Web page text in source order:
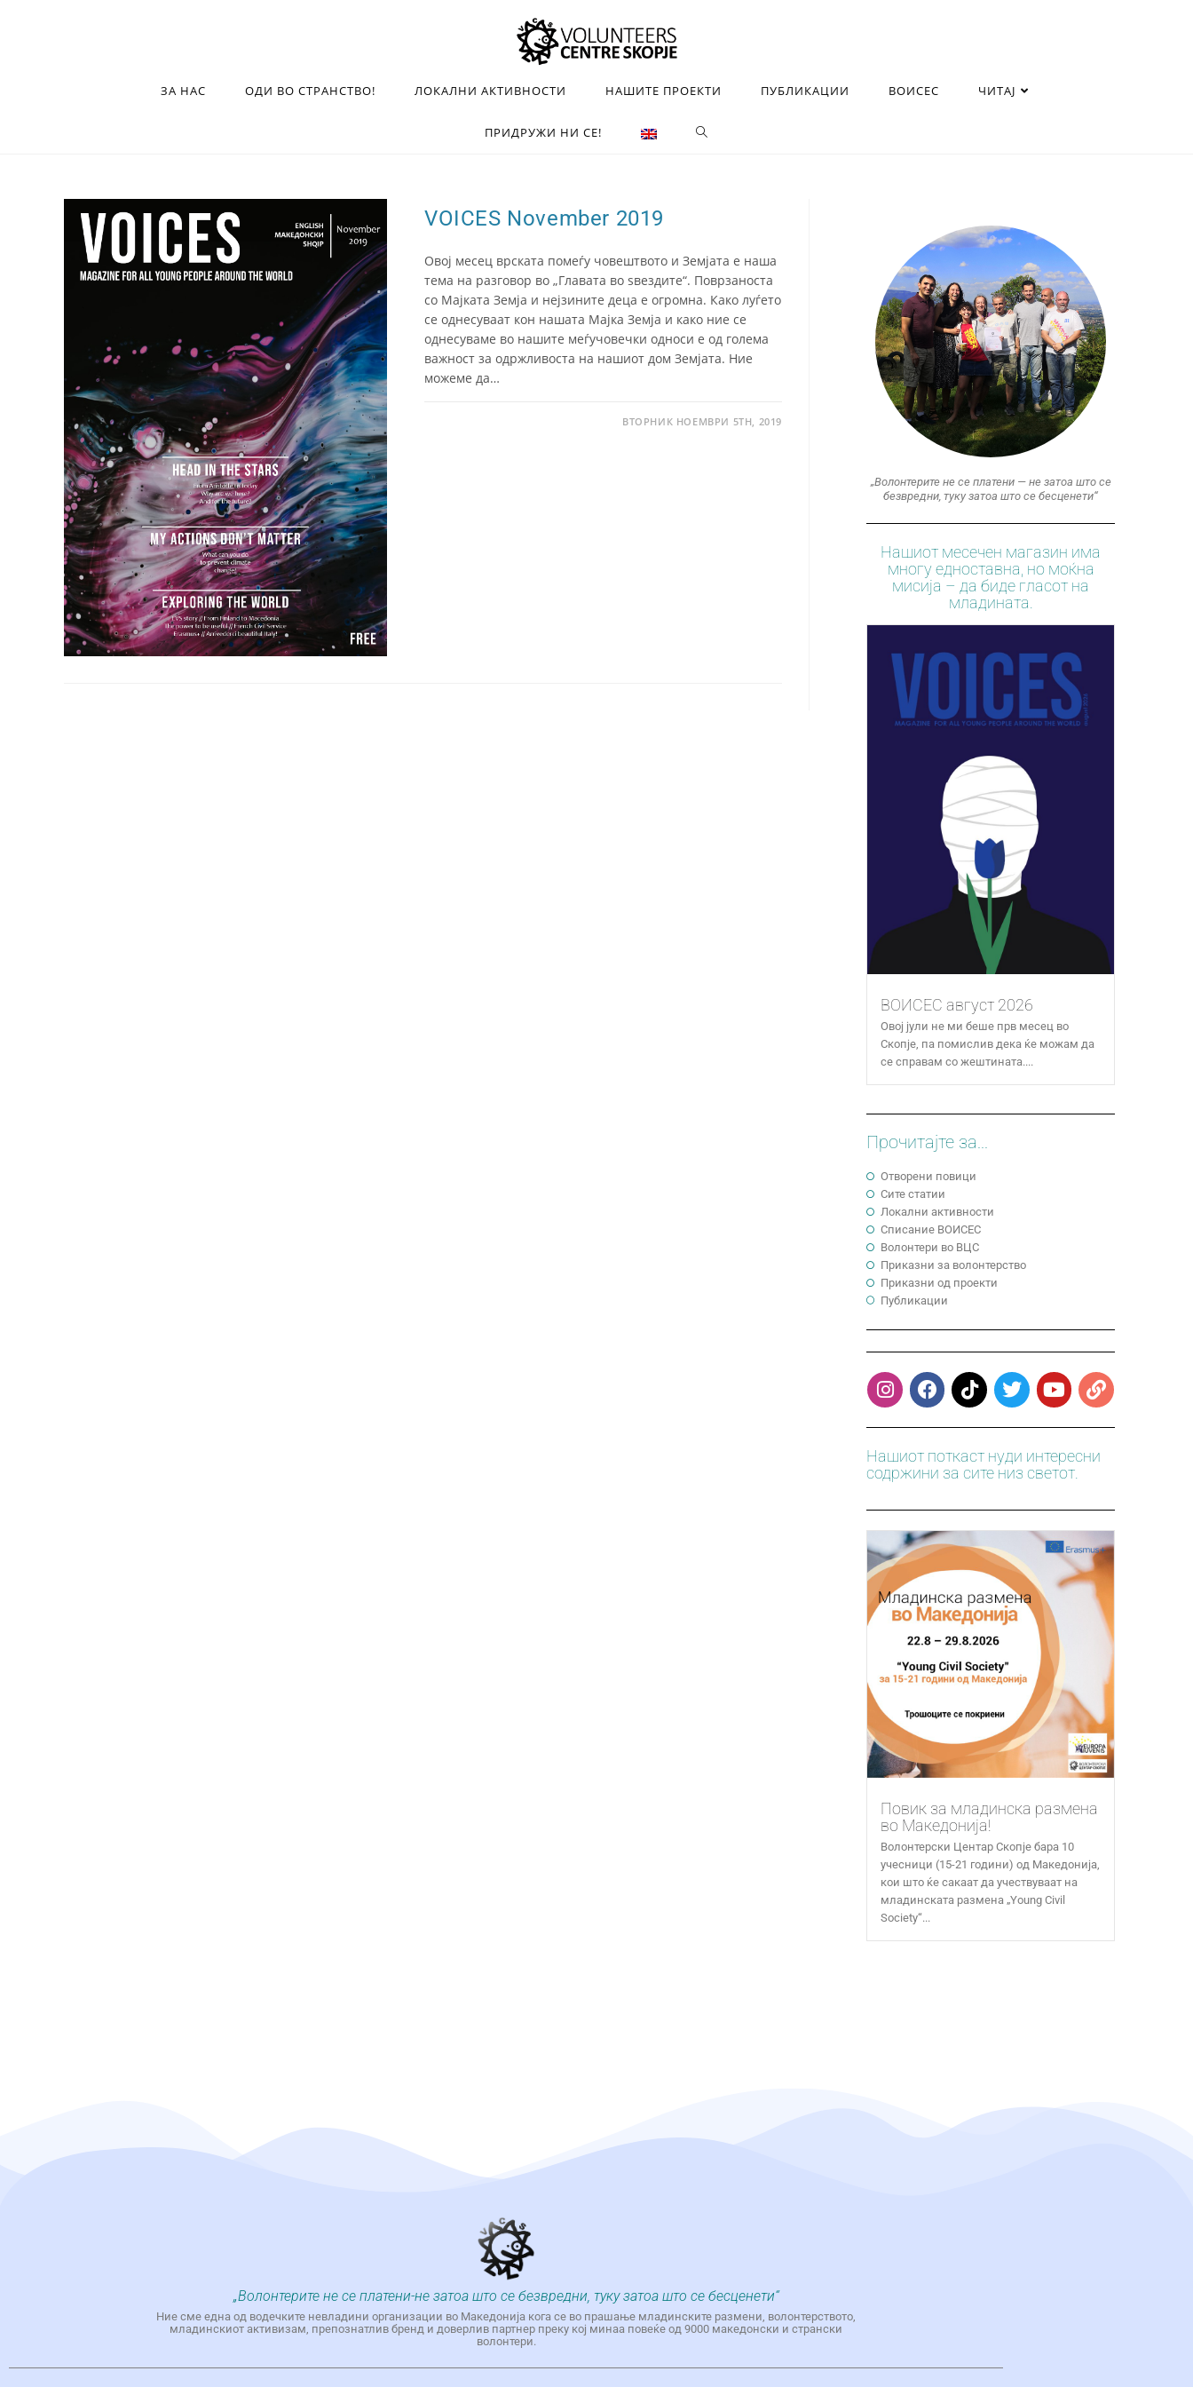
ЗА НАС ОДИ ВО СТРАНСТВО! ЛОКАЛНИ АКТИВНОСТИ НАШИТЕ ПРОЕКТИ ПУБЛИКАЦИИ ВОИСЕС ЧИТАЈ
ПРИДРУЖИ НИ СЕ!
VOICES November 2019
Овој месец врската помеѓу човештвото и Земјата е наша
тема на разговор во „Главата во ѕвездите“. Поврзаноста
со Мајката Земја и нејзините деца е огромна. Како луѓето
се однесуваат кон нашaта Мајка Земја и како ние се
однесуваме во нашите меѓучовечки односи е од голема
важност за одржливоста на нашиот дом Земјата. Ние
можеме да…
ВТОРНИК НОЕМВРИ 5TH, 2019
„Волонтерите не се платени — не затоа што се
безвредни, туку затоа што се бесценети“
Нашиот месечен магазин има
многу едноставна, но моќна
мисија – да биде гласот на
младината.
ВОИСЕС август 2026
Овој јули не ми беше прв месец во
Скопје, па помислив дека ќе можам да
се справам со жештината....
Прочитајте за...
Отворени повици
Сите статии
Локални активности
Cписание ВОИСЕС
Волонтери во ВЦС
Приказни за волонтерство
Приказни од проекти
Публикации
Нашиот поткаст нуди интересни
содржини за сите низ светот.
Повик за младинска размена
во Македонија!
Волонтерски Центар Скопје бара 10
учесници (15-21 години) од Македонија,
кои што ќе сакаат да учествуваат на
младинската размена „Young Civil
Society“...
„Волонтерите не се платени-не затоа што се безвредни, туку затоа што се бесценети“
Ние сме една од водечките невладини организации во Македонија кога се во прашање младинските размени, волонтерството,
младинскиот активизам, препознатлив бренд и доверлив партнер преку кој минаа повеќе од 9000 македонски и странски
волонтери.